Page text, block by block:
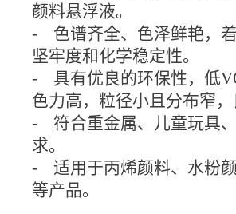
颜料悬浮液。
- 色谱齐全、色泽鲜艳，
坚牢度和化学稳定性。
- 具有优良的环保性，低
色力高，粒径小且分布窄
- 符合重金属、儿童玩具
求。
- 适用于丙烯颜料、水粉
等产品。